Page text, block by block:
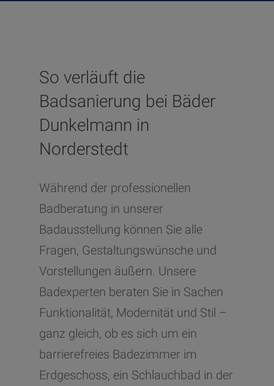
So verläuft die
Badsanierung bei Bäder
Dunkelmann in
Norderstedt
Während der professionellen
Badberatung in unserer
Badausstellung können Sie alle
Fragen, Gestaltungswünsche und
Vorstellungen äußern. Unsere
Badexperten beraten Sie in Sachen
Funktionalität, Modernität und Stil –
ganz gleich, ob es sich um ein
barrierefreies Badezimmer im
Erdgeschoss, ein Schlauchbad in der